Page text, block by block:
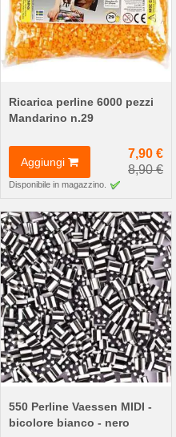
Ricarica perline 6000 pezzi
Mandarino n.29
Aggiungi
7,90 €
8,90 €
Disponibile in magazzino.
550 Perline Vaessen MIDI -
bicolore bianco - nero